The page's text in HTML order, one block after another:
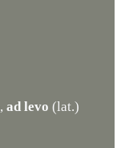
, ad levo (lat.)